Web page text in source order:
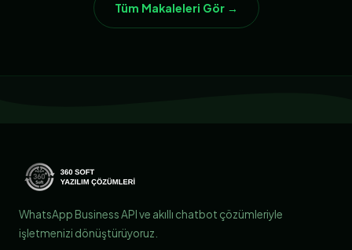
Tüm Makaleleri Gör →
WhatsApp Business API ve akıllı chatbot çözümleriyle
işletmenizi dönüştürüyoruz.